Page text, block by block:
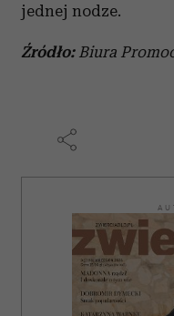
jednej nodze.
Źródło:Biura